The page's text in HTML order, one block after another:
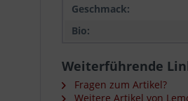
Geschmack:
Bio:
Weiterführende
Fragen zum Artikel?
Weitere Artikel von